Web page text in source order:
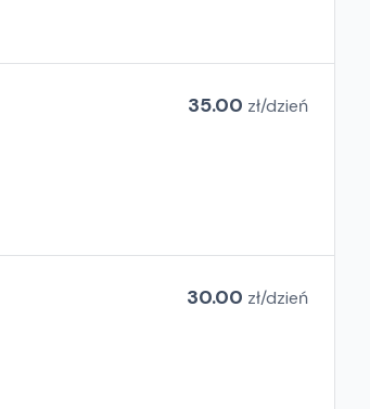
35.00 zł/dzień
30.00 zł/dzień